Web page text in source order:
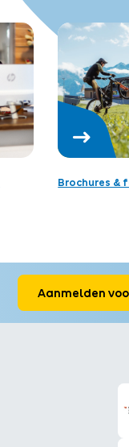
Brochures &
Aanmelden